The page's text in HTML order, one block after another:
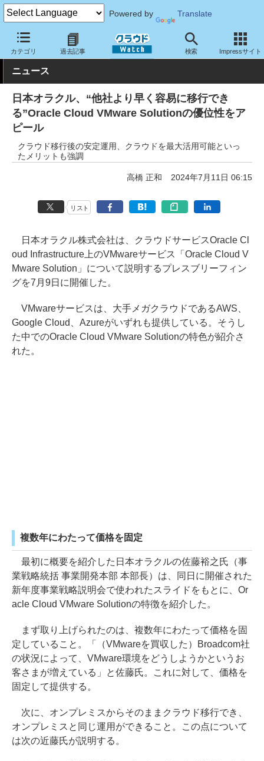
Powered by Translate
カテゴリ 過去記事 検索 Impressサイト
クラウド Watch ハード・インフラ パブリッククラウド その他
ニュース
日本オラクル、“他社より早く容易に移行でき
る”Oracle Cloud VMware Solutionの優位性をア
ピール
クラウド移行後の安定運用、クラウドを最大活用可能といっ
たメリットも強調
高橋 正和 2024年7月11日 06:15
リスト
日本オラクル株式会社は、クラウドサービスOracle Cl
oud Infrastructure上のVMwareサービス「Oracle Cloud V
Mware Solution」について説明するプレスブリーフィン
グを7月9日に開催した。
VMwareサービスは、大手メガクラウドであるAWS、
Google Cloud、Azureがいずれも提供している。そうし
た中でのOracle Cloud VMware Solutionの特色が紹介さ
れた。
複数年にわたって価格を固定
最初に概要を紹介した日本オラクルの佐藤裕之氏（事
業戦略統括 事業開発本部 本部長）は、同日に開催された
新年度事業戦略説明会で使われたスライドをもとに、Or
acle Cloud VMware Solutionの特徴を紹介した。
まず取り上げられたのは、複数年にわたって価格を固
定していること。「（VMwareを買収した）Broadcom社
の状況によって、VMware環境をどうしようかというお
客さまが増えている」と佐藤氏。これに対して、価格を
固定して提供する。
次に、オンプレミスからそのままクラウド移行でき、
オンプレミスと同じ運用ができること。この点について
は次の近藤氏が説明する。